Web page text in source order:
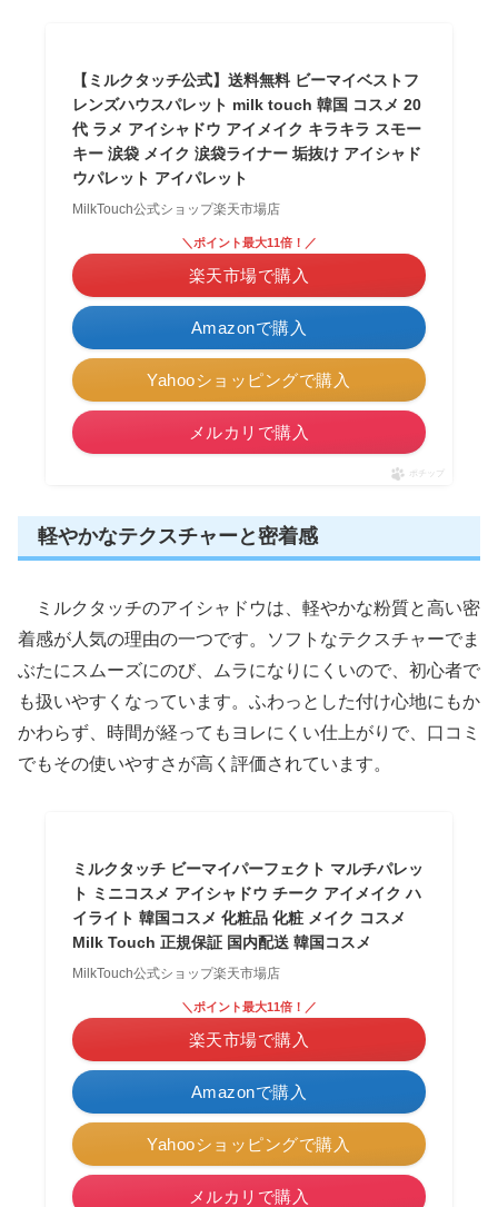
【ミルクタッチ公式】送料無料 ビーマイベストフ
レンズハウスパレット milk touch 韓国 コスメ 20
代 ラメ アイシャドウ アイメイク キラキラ スモー
キー 涙袋 メイク 涙袋ライナー 垢抜け アイシャド
ウパレット アイパレット
MilkTouch公式ショップ楽天市場店
Amazonで購入
＼ポイント最大11倍！／
楽天市場で購入
Yahooショッピングで購入
メルカリで購入
ポチップ
軽やかなテクスチャーと密着感
ミルクタッチのアイシャドウは、軽やかな粉質と高い密
着感が人気の理由の一つです。ソフトなテクスチャーでま
ぶたにスムーズにのび、ムラになりにくいので、初心者で
も扱いやすくなっています。ふわっとした付け心地にもか
かわらず、時間が経ってもヨレにくい仕上がりで、口コミ
でもその使いやすさが高く評価されています。
ミルクタッチ ビーマイパーフェクト マルチパレッ
ト ミニコスメ アイシャドウ チーク アイメイク ハ
イライト 韓国コスメ 化粧品 化粧 メイク コスメ
Milk Touch 正規保証 国内配送 韓国コスメ
MilkTouch公式ショップ楽天市場店
Amazonで購入
＼ポイント最大11倍！／
楽天市場で購入
Yahooショッピングで購入
メルカリで購入